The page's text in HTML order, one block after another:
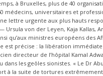
à Bruxelles, plus de 40
médecins, universitaires et
lettre urgente aux plus hauts
Ursula von der Leyen, Kaja Kallas,
qu’aux ministres européens des
est précise : la libération immédiate
directeur de l’hôpital Kamal
dans les geôles sionistes. « Le Dr
à la suite de tortures